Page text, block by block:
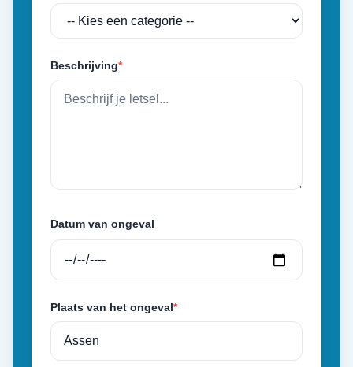
Beschrijving*
Datum van ongeval
Plaats van het ongeval*